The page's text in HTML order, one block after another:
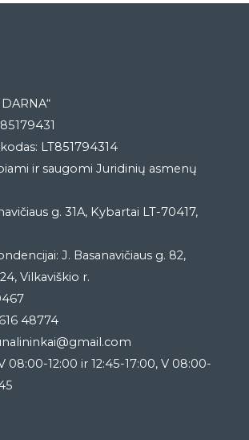
LT851794314
ir saugomi Juridinių asmenų
g. 31A, Kybartai LT-70417,
J. Basanavičiaus g. 82,
Vilkaviškio r.
48774
08:00-12:00 ir 12:45-17:00, V 08:00-